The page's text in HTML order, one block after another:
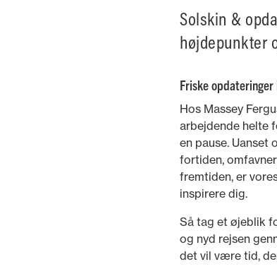
Solskin &
højdepunkter
Friske
Hos Massey
arbejdende helte
en pause. Uanset
fortiden,
fremtiden, er
inspirere dig.
Så tag et øjeblik
og nyd rejsen
det vil være tid,